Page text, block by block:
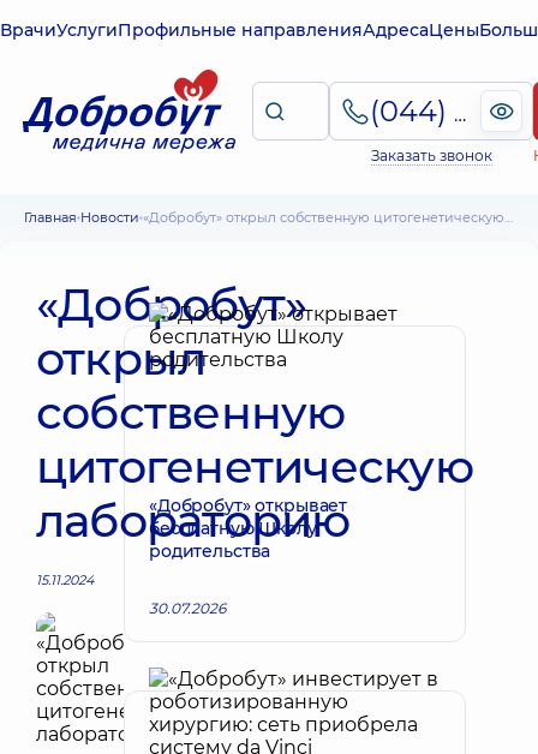
ВрачиУслугиПрофильные направленияАдресаЦены
(044) 495-2-888
Заказать звонок
Главная Новости «Добробут» открыл собственную цитогенетическую лабораторию
«Добробут»
открыл
собственную
цитогенетическую
лабораторию
15.11.2024
«Добробут» открывает
бесплатную Школу
родительства
30.07.2026